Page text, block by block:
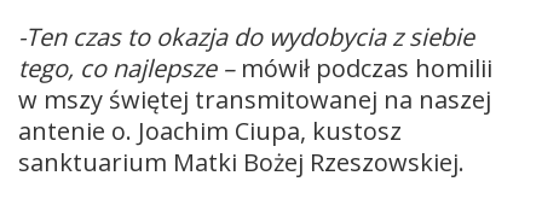
-Ten czas to okazja do wydobycia z siebie
tego, co najlepsze –mówił podczas homilii
w mszy świętej transmitowanej na naszej
antenie o. Joachim Ciupa, kustosz
sanktuarium Matki Bożej Rzeszowskiej.